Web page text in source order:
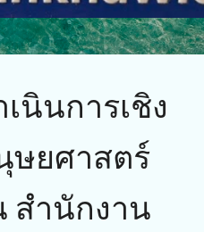
นินการเชิง
ษยศาสตร์
สำนักงาน